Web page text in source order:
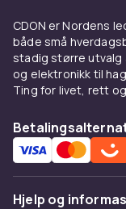
CDON er Nordens
både små
stadig større utvalg
og elektronikk til
Ting for livet, rett
Hjelp og